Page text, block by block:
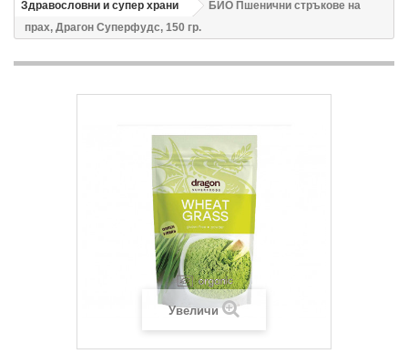
Здравословни и супер храни
БИО Пшенични стръкове на
прах, Драгон Суперфудс, 150 гр.
Увеличи